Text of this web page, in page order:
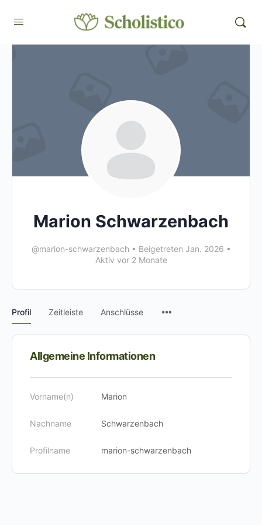
Marion Schwarzenbach
@marion-schwarzenbach • Beigetreten Jan. 2026 •
Aktiv vor 2 Monate
Profil Zeitleiste Anschlüsse
Allgemeine Informationen
Vorname(n) Marion
Nachname Schwarzenbach
Profilname marion-schwarzenbach